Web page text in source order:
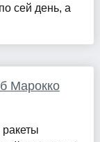
сей день, а
Марокко